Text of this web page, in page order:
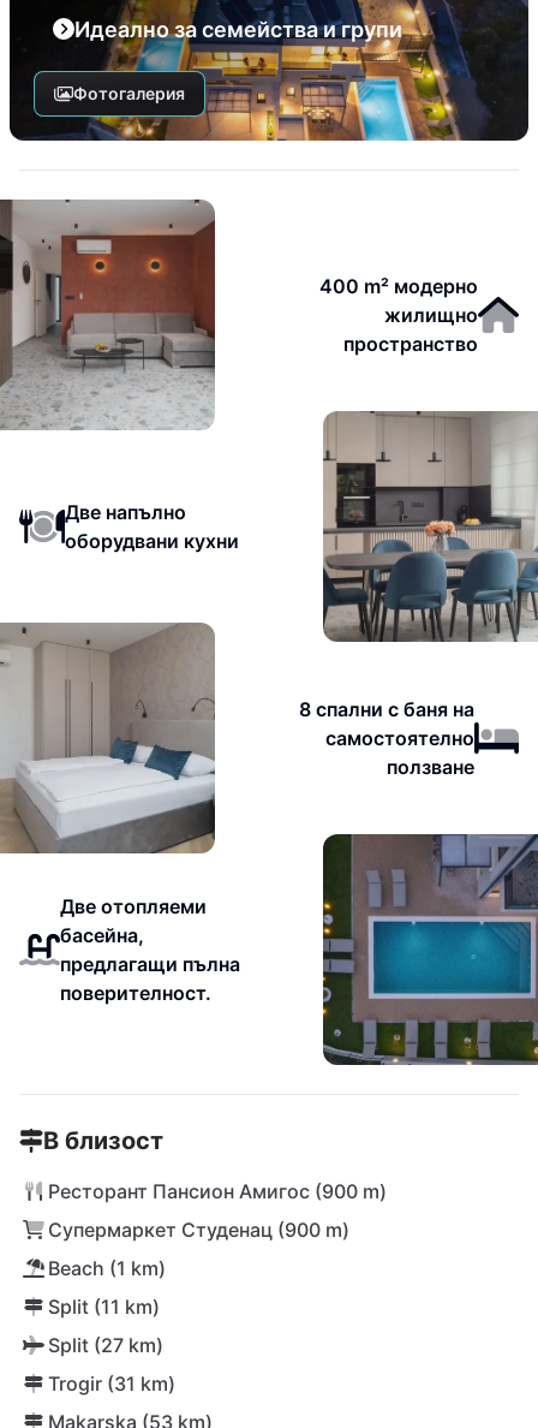
Идеално за семейства и групи
Фотогалерия
400 m² модерно
жилищно
пространство
Две напълно
оборудвани кухни
8 спални с баня на
самостоятелно
ползване
Две отопляеми
басейна,
предлагащи пълна
поверителност.
В близост
Ресторант Пансион Амигос (900 m)
Супермаркет Студенац (900 m)
Beach (1 km)
Split (11 km)
Split (27 km)
Trogir (31 km)
Makarska (53 km)